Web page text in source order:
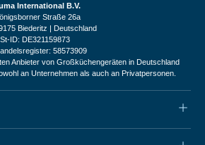
International B.V.
Straße 26a
Biederitz | Deutschland
ID: DE321159873
58573909
Anbieter von Großküchengeräten in Deutschland
an Unternehmen als auch an Privatpersonen.